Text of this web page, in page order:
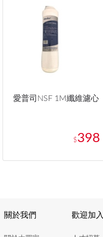
愛普司NSF 1M纖維濾心
$398
關於我們 歡迎加入